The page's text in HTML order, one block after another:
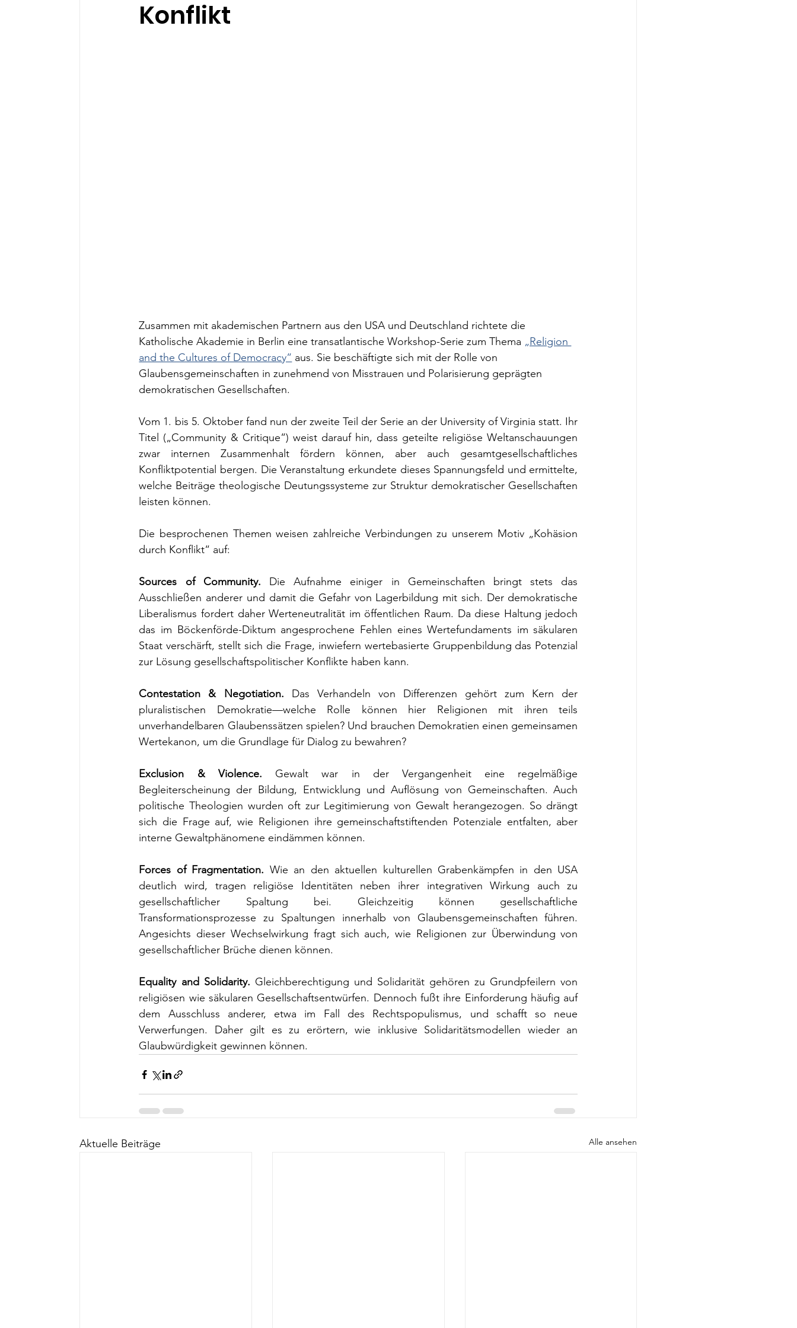
Konflikt
Zusammen mit akademischen Partnern aus den USA und Deutschland richtete die
Katholische Akademie in Berlin eine transatlantische Workshop-Serie zum Thema „Religion
and the Cultures of Democracy“ aus. Sie beschäftigte sich mit der Rolle von
Glaubensgemeinschaften in zunehmend von Misstrauen und Polarisierung geprägten
demokratischen Gesellschaften.
Vom 1. bis 5. Oktober fand nun der zweite Teil der Serie an der University of Virginia statt. Ihr
Titel („Community & Critique“) weist darauf hin, dass geteilte religiöse Weltanschauungen
zwar internen Zusammenhalt fördern können, aber auch gesamtgesellschaftliches
Konfliktpotential bergen. Die Veranstaltung erkundete dieses Spannungsfeld und ermittelte,
welche Beiträge theologische Deutungssysteme zur Struktur demokratischer Gesellschaften
leisten können.
Die besprochenen Themen weisen zahlreiche Verbindungen zu unserem Motiv „Kohäsion
durch Konflikt“ auf:
Sources of Community. Die Aufnahme einiger in Gemeinschaften bringt stets das
Ausschließen anderer und damit die Gefahr von Lagerbildung mit sich. Der demokratische
Liberalismus fordert daher Werteneutralität im öffentlichen Raum. Da diese Haltung jedoch
das im Böckenförde-Diktum angesprochene Fehlen eines Wertefundaments im säkularen
Staat verschärft, stellt sich die Frage, inwiefern wertebasierte Gruppenbildung das Potenzial
zur Lösung gesellschaftspolitischer Konflikte haben kann.
Contestation & Negotiation. Das Verhandeln von Differenzen gehört zum Kern der
pluralistischen Demokratie—welche Rolle können hier Religionen mit ihren teils
unverhandelbaren Glaubenssätzen spielen? Und brauchen Demokratien einen gemeinsamen
Wertekanon, um die Grundlage für Dialog zu bewahren?
Exclusion & Violence. Gewalt war in der Vergangenheit eine regelmäßige
Begleiterscheinung der Bildung, Entwicklung und Auflösung von Gemeinschaften. Auch
politische Theologien wurden oft zur Legitimierung von Gewalt herangezogen. So drängt
sich die Frage auf, wie Religionen ihre gemeinschaftstiftenden Potenziale entfalten, aber
interne Gewaltphänomene eindämmen können.
Forces of Fragmentation. Wie an den aktuellen kulturellen Grabenkämpfen in den USA
deutlich wird, tragen religiöse Identitäten neben ihrer integrativen Wirkung auch zu
gesellschaftlicher Spaltung bei. Gleichzeitig können gesellschaftliche
Transformationsprozesse zu Spaltungen innerhalb von Glaubensgemeinschaften führen.
Angesichts dieser Wechselwirkung fragt sich auch, wie Religionen zur Überwindung von
gesellschaftlicher Brüche dienen können.
Equality and Solidarity. Gleichberechtigung und Solidarität gehören zu Grundpfeilern von
religiösen wie säkularen Gesellschaftsentwürfen. Dennoch fußt ihre Einforderung häufig auf
dem Ausschluss anderer, etwa im Fall des Rechtspopulismus, und schafft so neue
Verwerfungen. Daher gilt es zu erörtern, wie inklusive Solidaritätsmodellen wieder an
Glaubwürdigkeit gewinnen können.
Aktuelle Beiträge Alle ansehen